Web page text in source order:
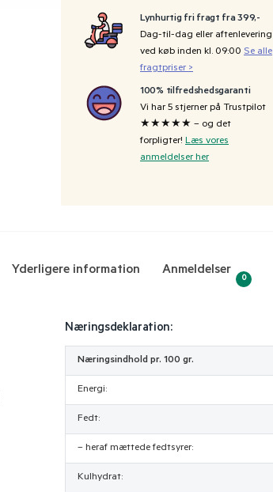
Lynhurtig fri fragt fra 399,-
Dag-til-dag eller aftenlevering
ved køb inden kl. 09:00 Se alle
fragtpriser >
100% tilfredshedsgaranti
Vi har 5 stjerner på Trustpilot
★★★★★ – og det
forpligter! Læs vores
anmeldelser her
Yderligere information Anmeldelser
0
Næringsdeklaration:
Næringsindhold pr. 100 gr.
Energi:
Fedt:
– heraf mættede fedtsyrer:
Kulhydrat: